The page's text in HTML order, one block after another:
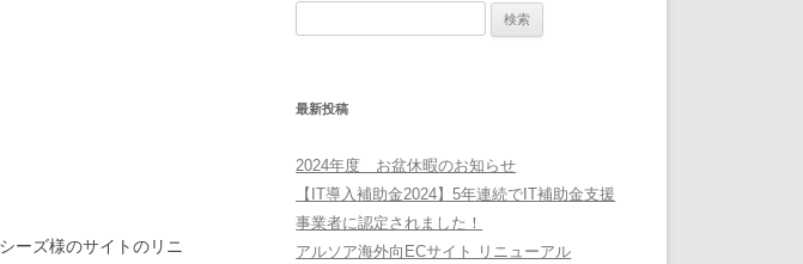
ーズ様のサイトのリニ
最新投稿
2024年度 お盆休暇のお知らせ
【IT導入補助金2024】5年連続でIT補助金支援
事業者に認定されました！
アルソア海外向ECサイト リニューアル